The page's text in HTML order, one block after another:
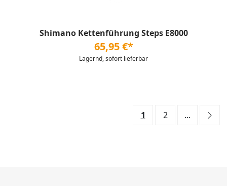
Shimano Kettenführung Steps E8000
65,95 €*
Lagernd, sofort lieferbar
1 2 ...